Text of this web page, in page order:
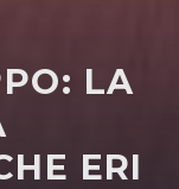
LA
ERI